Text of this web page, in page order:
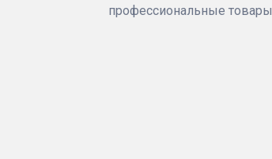
профессиональные товары